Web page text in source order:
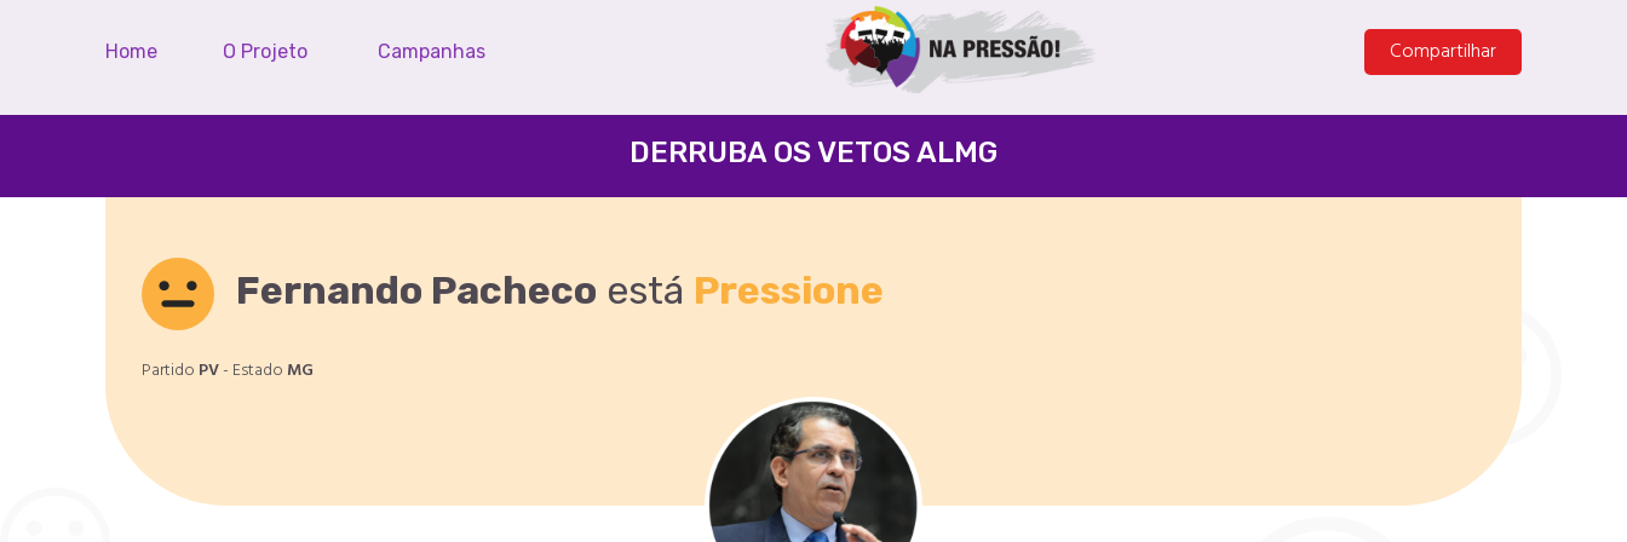
Home O Projeto Campanhas Compartilhar
DERRUBA OS VETOS ALMG
Fernando Pacheco está Pressione
Partido PV- Estado MG